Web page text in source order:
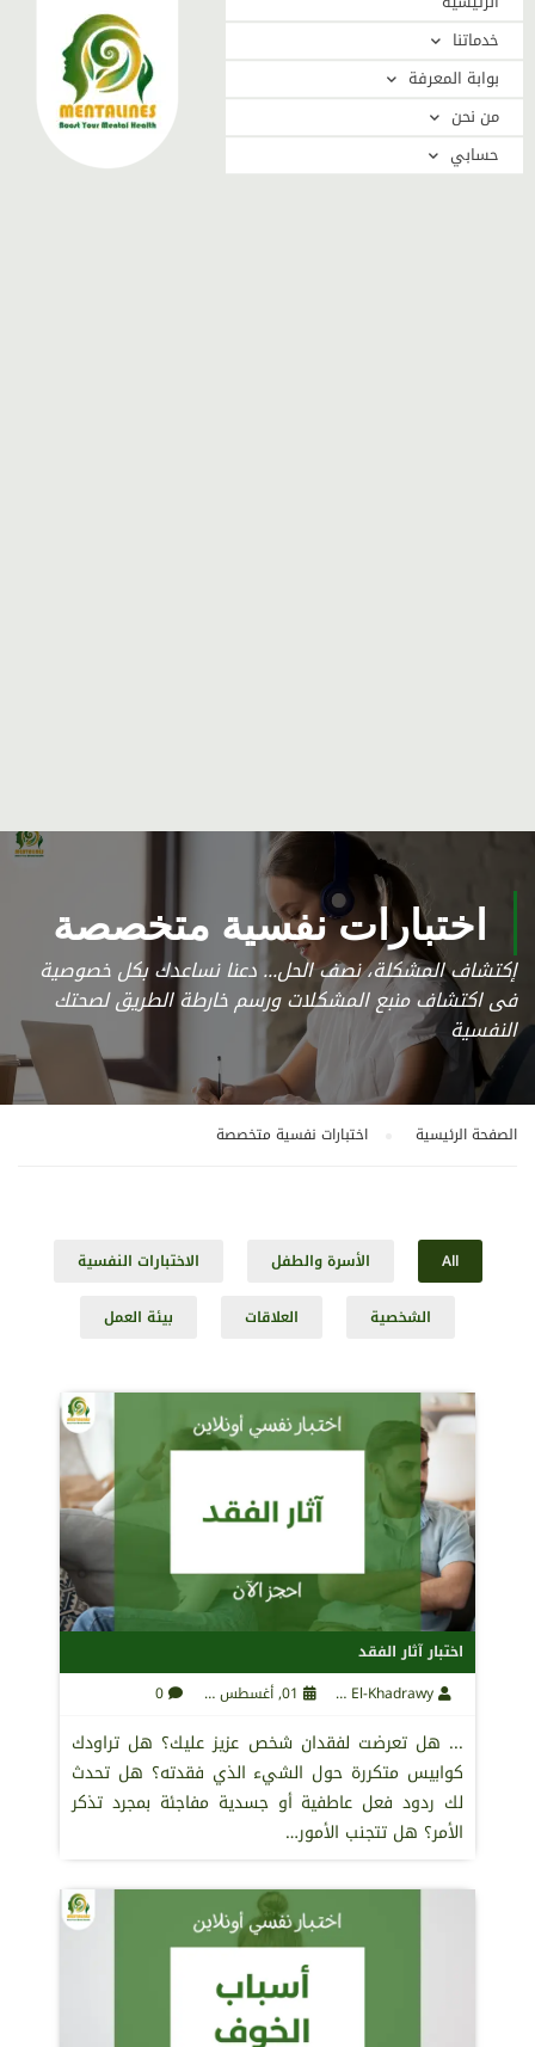
خدماتنا
بوابة المعرفة
من نحن
حسابي
اختبارات نفسية متخصصة
إكتشاف المشكلة، نصف الحل... دعنا نساعدك بكل خصوصية
فى اكتشاف منبع المشكلات ورسم خارطة الطريق لصحتك
النفسية
الصفحة الرئيسية اختبارات نفسية متخصصة
All الأسرة والطفل الاختبارات النفسية
الشخصية العلاقات بيئة العمل
اختبار آثار الفقد
01, أغسطس 2021 0
... هل تعرضت لفقدان شخص عزيز عليك؟ هل تراودك
كوابيس متكررة حول الشيء الذي فقدته؟ هل تحدث
لك ردود فعل عاطفية أو جسدية مفاجئة بمجرد تذكر
الأمر؟ هل تتجنب الأمور…